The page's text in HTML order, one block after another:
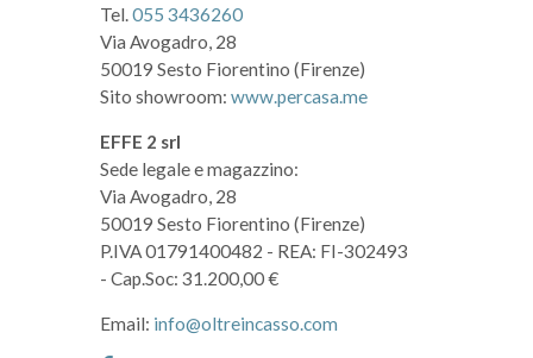
Tel.055 3436260
Via Avogadro, 28
50019 Sesto Fiorentino (Firenze)
Sito showroom: www.percasa.me
EFFE 2 srl
Sede legale e magazzino:
Via Avogadro, 28
50019 Sesto Fiorentino (Firenze)
P.IVA 01791400482 - REA: FI-302493
- Cap.Soc: 31.200,00 €
Email: info@oltreincasso.com